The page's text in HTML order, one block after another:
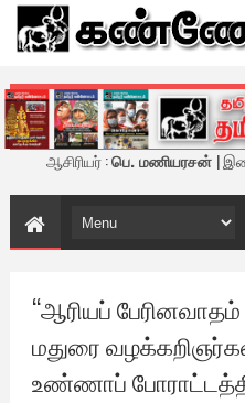
கண்ணோட்டம் -
ஆசிரியர் :பெ. மணியரசன் |
“ஆரியப்
மதுரை
உண்ணாப்